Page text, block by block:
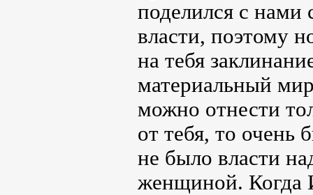
поделился с
власти, поэтому
на тебя
материальный
можно отнести
от тебя, то очень
не было власти
женщиной. Когда